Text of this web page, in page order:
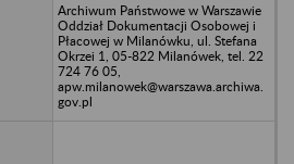
Archiwum Państwowe w Warszawie
Oddział Dokumentacji Osobowej i
Płacowej w Milanówku, ul. Stefana
Okrzei 1, 05-822 Milanówek, tel. 22
724 76 05,
apw.milanowek@warszawa.archiwa.
gov.pl